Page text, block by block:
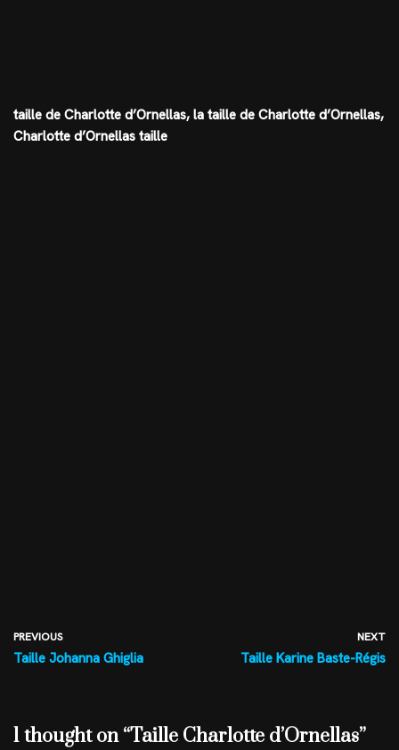
taille de Charlotte d’Ornellas, la taille de Charlotte d’Ornellas,
Charlotte d’Ornellas taille
PREVIOUS
Taille Johanna Ghiglia
NEXT
Taille Karine Baste-Régis
1 thought on “Taille Charlotte d’Ornellas”